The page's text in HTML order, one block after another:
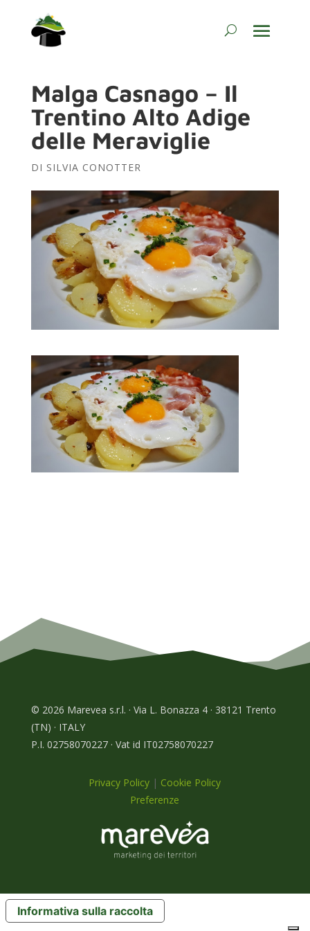
Malga Casnago – Il
Trentino Alto Adige
delle Meraviglie
DI SILVIA CONOTTER
© 2026 Marevea s.r.l. · Via L. Bonazza 4 · 38121 Trento
(TN) · ITALY
P.I. 02758070227 · Vat id IT02758070227
Privacy Policy | Cookie Policy
Preferenze
Informativa sulla raccolta